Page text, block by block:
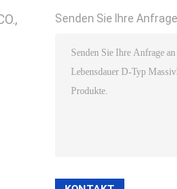
Senden Sie Ihre